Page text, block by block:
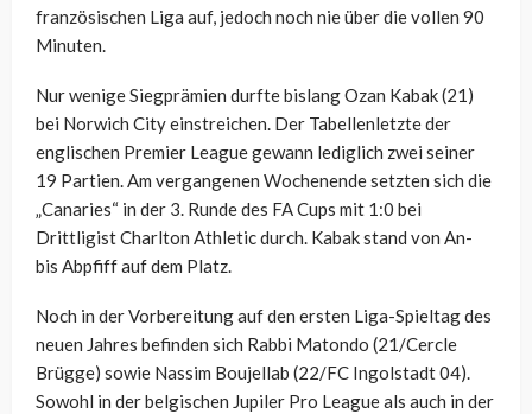
französischen Liga auf, jedoch noch nie über die vollen 90
Minuten.
Nur wenige Siegprämien durfte bislang Ozan Kabak (21)
bei Norwich City einstreichen. Der Tabellenletzte der
englischen Premier League gewann lediglich zwei seiner
19 Partien. Am vergangenen Wochenende setzten sich die
„Canaries“ in der 3. Runde des FA Cups mit 1:0 bei
Drittligist Charlton Athletic durch. Kabak stand von An-
bis Abpfiff auf dem Platz.
Noch in der Vorbereitung auf den ersten Liga-Spieltag des
neuen Jahres befinden sich Rabbi Matondo (21/Cercle
Brügge) sowie Nassim Boujellab (22/FC Ingolstadt 04).
Sowohl in der belgischen Jupiler Pro League als auch in der